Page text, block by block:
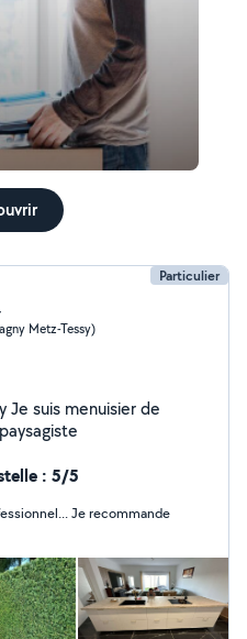
Particulier
Metz-Tessy)
et charpentier Et paysagiste
: 5/5
Je recommande